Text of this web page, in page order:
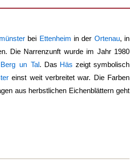
bei Ettenheim in der Ortenau, in
Die Narrenzunft wurde im Jahr 1980
un Tal. Das Häs zeigt symbolisch
einst weit verbreitet war. Die Farben
aus herbstlichen Eichenblättern geht